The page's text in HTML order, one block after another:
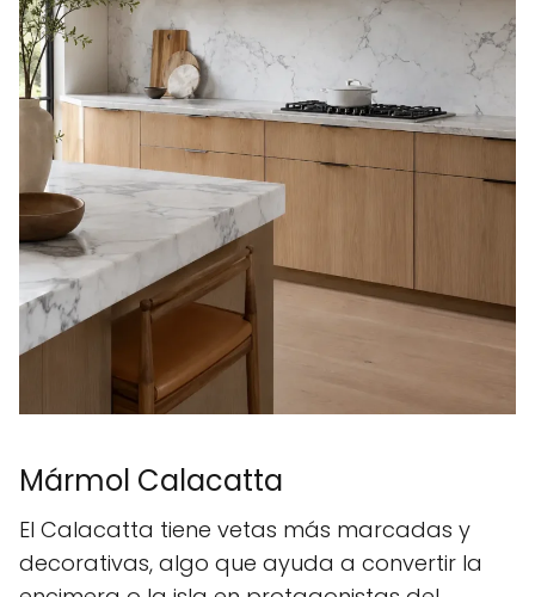
Mármol Calacatta
El Calacatta tiene vetas más marcadas y
decorativas, algo que ayuda a convertir la